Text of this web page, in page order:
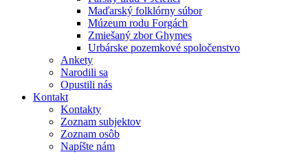
Maďarský folklórny súbor
Múzeum rodu Forgách
Zmiešaný zbor Ghymes
Urbárske pozemkové spoločenstvo
Ankety
Narodili sa
Opustili nás
Kontakt
Kontakty
Zoznam subjektov
Zoznam osôb
Napíšte nám